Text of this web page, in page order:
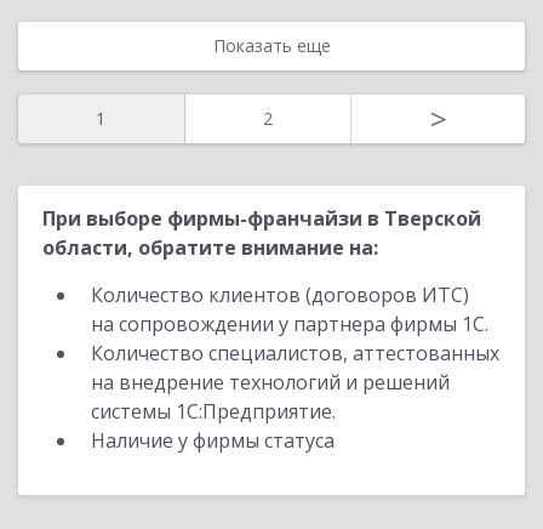
Показать еще
1 2 >
При выборе фирмы-франчайзи в Тверской
области, обратите внимание на:
Количество клиентов (договоров ИТС)
на сопровождении у партнера фирмы 1С.
Количество специалистов, аттестованных
на внедрение технологий и решений
системы 1С:Предприятие.
Наличие у фирмы статуса